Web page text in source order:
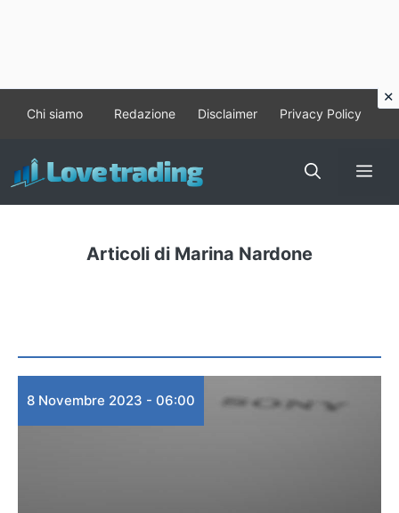
contenuto
Chi siamo Redazione Disclaimer Privacy Policy
Articoli di Marina Nardone
8 Novembre 2023 - 06:00